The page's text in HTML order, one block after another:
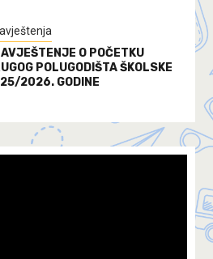
O POČETKU
POLUGODIŠTA ŠKOLSKE
2026. GODINE